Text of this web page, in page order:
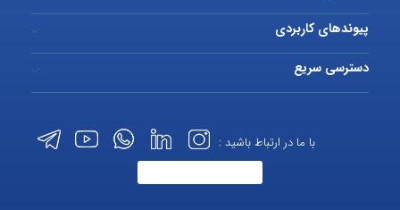
پیوندهای کاربردی
دسترسی سریع
با ما در ارتباط باشید :